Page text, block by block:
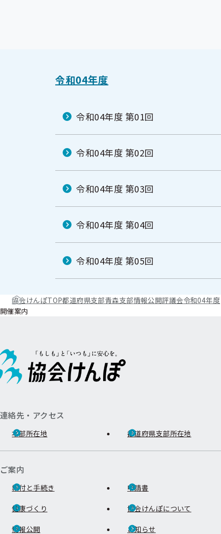
令和04年度
令和04年度 第01回
令和04年度 第02回
令和04年度 第03回
令和04年度 第04回
令和04年度 第05回
協会けんぽTOP都道府県支部青森支部情報公開評議会令和04年度
開催案内
連絡先・アクセス
本部所在地 都道府県支部所在地
ご案内
給付と手続き 申請書
健康づくり 協会けんぽについて
情報公開 お知らせ